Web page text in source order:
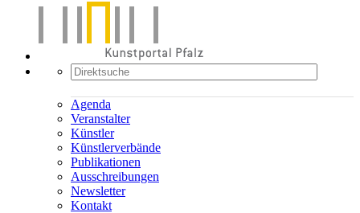
Agenda
Veranstalter
Künstler
Künstlerverbände
Publikationen
Ausschreibungen
Newsletter
Kontakt